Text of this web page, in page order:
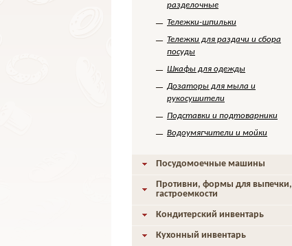
разделочные
Тележки-шпильки
Тележки для раздачи и сбора
посуды
Шкафы для одежды
Дозаторы для мыла и
рукосушители
Подставки и подтоварники
Водоумягчители и мойки
Посудомоечные машины
Противни, формы для выпечки,
гастроемкости
Кондитерский инвентарь
Кухонный инвентарь